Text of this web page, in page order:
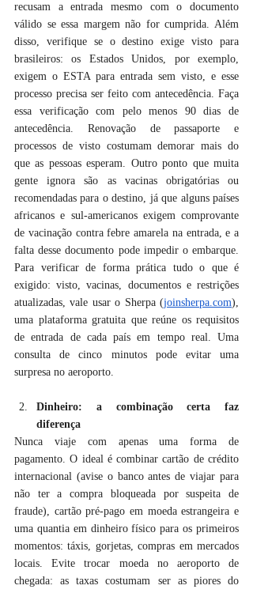
recusam a entrada mesmo com o documento
válido se essa margem não for cumprida. Além
disso, verifique se o destino exige visto para
brasileiros: os Estados Unidos, por exemplo,
exigem o ESTA para entrada sem visto, e esse
processo precisa ser feito com antecedência. Faça
essa verificação com pelo menos 90 dias de
antecedência. Renovação de passaporte e
processos de visto costumam demorar mais do
que as pessoas esperam. Outro ponto que muita
gente ignora são as vacinas obrigatórias ou
recomendadas para o destino, já que alguns países
africanos e sul-americanos exigem comprovante
de vacinação contra febre amarela na entrada, e a
falta desse documento pode impedir o embarque.
Para verificar de forma prática tudo o que é
exigido: visto, vacinas, documentos e restrições
atualizadas, vale usar o Sherpa (joinsherpa.com),
uma plataforma gratuita que reúne os requisitos
de entrada de cada país em tempo real. Uma
consulta de cinco minutos pode evitar uma
surpresa no aeroporto.
Dinheiro: a combinação certa faz
diferença
Nunca viaje com apenas uma forma de
pagamento. O ideal é combinar cartão de crédito
internacional (avise o banco antes de viajar para
não ter a compra bloqueada por suspeita de
fraude), cartão pré-pago em moeda estrangeira e
uma quantia em dinheiro físico para os primeiros
momentos: táxis, gorjetas, compras em mercados
locais. Evite trocar moeda no aeroporto de
chegada: as taxas costumam ser as piores do